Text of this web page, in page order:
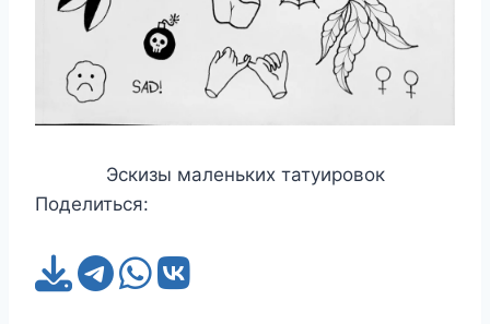
Эскизы маленьких татуировок
Поделиться: